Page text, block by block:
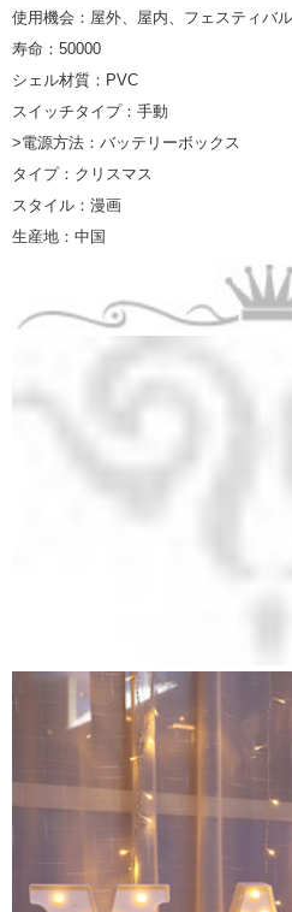
使用機会：屋外、屋内、フェスティバ
寿命：50000
シェル材質：PVC
スイッチタイプ：手動
>電源方法：バッテリーボックス
タイプ：クリスマス
スタイル：漫画
生産地：中国